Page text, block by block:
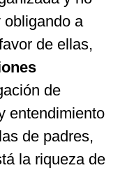
obligando a
de ellas,
de
entendimiento
de padres,
la riqueza de